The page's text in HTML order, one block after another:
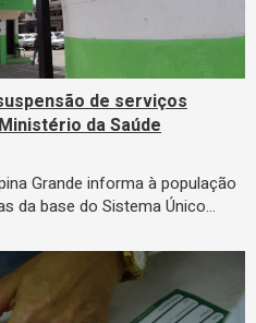
de serviços
da Saúde
Grande informa à população
da base do Sistema Único…